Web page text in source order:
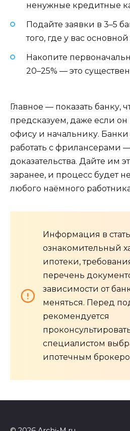
ненужные кредитные
Подайте заявки в 3–5
того, где у вас основной
Накопите
20–25% — это
Главное — показать банку,
предсказуем, даже если он
офису и начальнику.
работать с фрилансерами
доказательства. Дайте им
заранее, и процесс будет
любого наёмного
Информация в
ознакомительный
ипотеки,
перечень
зависимости от
меняться. Перед
рекомендуется
специалистом
ипотечным